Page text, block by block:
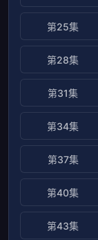
第25集
第28集
第31集
第34集
第37集
第40集
第43集